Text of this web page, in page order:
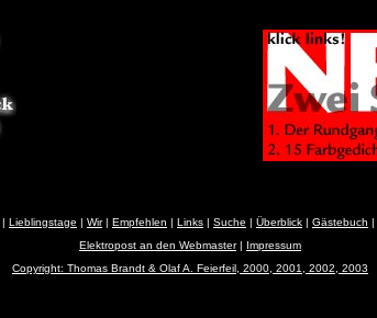
| Lieblingstage | Wir| Empfehlen | Links | Suche | Überblick | Gästebuch |
Elektropost an den Webmaster| Impressum
Copyright: Thomas Brandt & Olaf A. Feierfeil, 2000, 2001, 2002, 2003